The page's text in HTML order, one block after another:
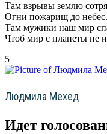
Там взрывы землю
Огни пожарищ до небес.
Там мужики наш мир
Чтоб мир с планеты не
5
Людмила Мехед
Идет